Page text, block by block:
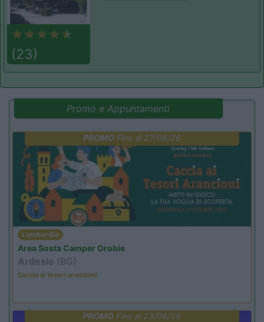
(23)
Promo e Appuntamenti
PROMOFino al 27/08/26
Lombardia
Area Sosta Camper Orobie
Ardesio (BG)
Caccia ai tesori arancioni
PROMO Fino al 23/08/26